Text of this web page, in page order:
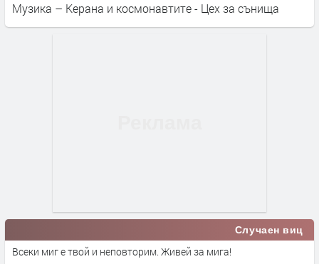
Музика – Керана и космонавтите - Цех за сънища
Случаен виц
Всеки миг е твой и неповторим. Живей за мига!